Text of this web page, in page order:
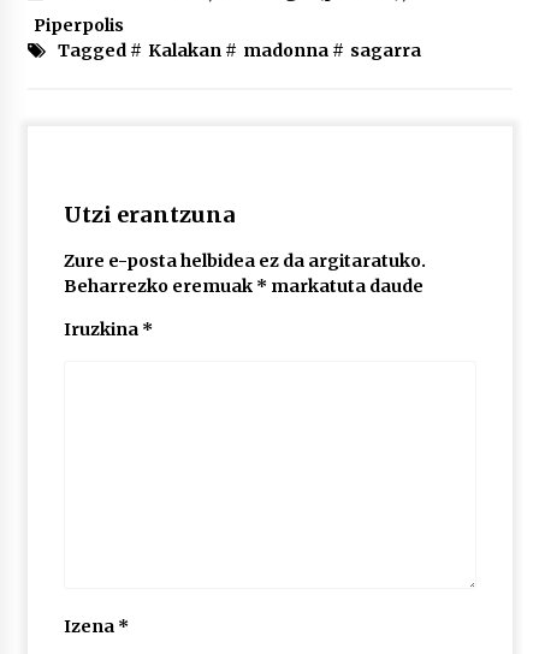
2026/07/03
Piperpolis
Tagged # Kalakan# madonna# sagarra
Utzi erantzuna
Zure e-posta helbidea ez da argitaratuko.
Beharrezko eremuak * markatuta daude
Iruzkina *
Izena *